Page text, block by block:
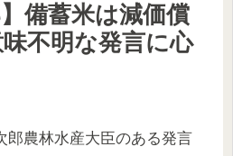
】備蓄米は減価償
不明な発言に心
郎農林水産大臣のある発言